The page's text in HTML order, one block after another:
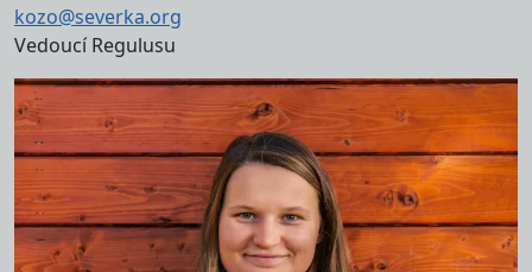
kozo@severka.org
Vedoucí Regulusu